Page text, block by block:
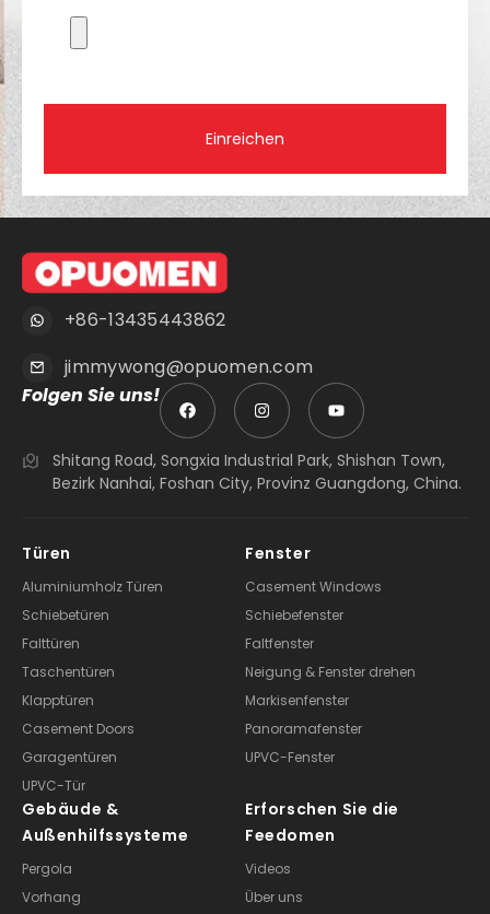
Einreichen
+86-13435443862
jimmywong@opuomen.com
Folgen Sie uns!
Shitang Road, Songxia Industrial Park, Shishan Town,
Bezirk Nanhai, Foshan City, Provinz Guangdong, China.
Türen
Aluminiumholz Türen
Schiebetüren
Falttüren
Taschentüren
Klapptüren
Casement Doors
Garagentüren
UPVC-Tür
Fenster
Casement Windows
Schiebefenster
Faltfenster
Neigung & Fenster drehen
Markisenfenster
Panoramafenster
UPVC-Fenster
Gebäude &
Außenhilfssysteme
Pergola
Vorhang
Erforschen Sie die
Feedomen
Videos
Über uns